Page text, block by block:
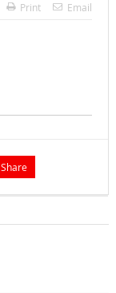
Print Email
Share